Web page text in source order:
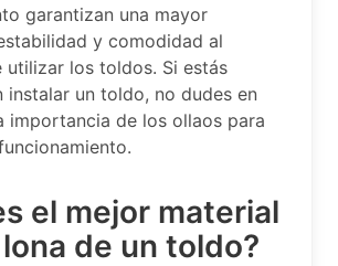
garantizan una mayor
y comodidad al
utilizar los toldos. Si estás
instalar un toldo, no dudes en
importancia de los ollaos para
el mejor material
de un toldo?